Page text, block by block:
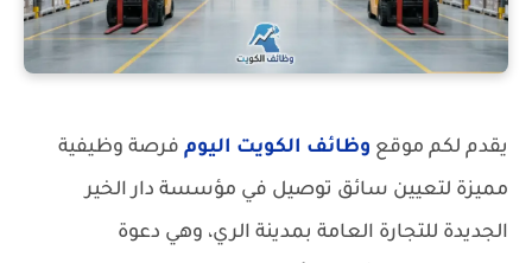
يقدم لكم موقع وظائف الكويت اليوم فرصة وظيفية
مميزة لتعيين سائق توصيل في مؤسسة دار الخير
الجديدة للتجارة العامة بمدينة الري، وهي دعوة